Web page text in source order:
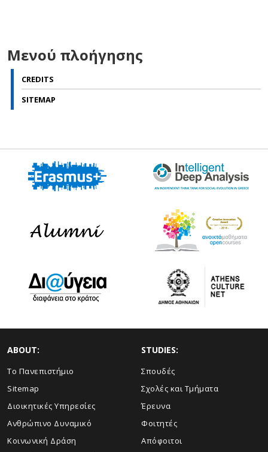
Μενού πλοήγησης
CREDITS
SITEMAP
ABOUT:
Το Πανεπιστήμιο
Sitemap
Διοικητικές Υπηρεσίες
Ανθρώπινο Δυναμικό
Κοινωνική Δράση
STUDIES:
Σπουδές
Σχολές και Τμήματα
Έρευνα
Φοιτητές
Απόφοιτοι